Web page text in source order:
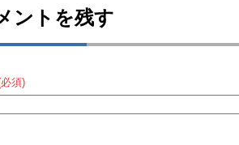
ントを残す
須)